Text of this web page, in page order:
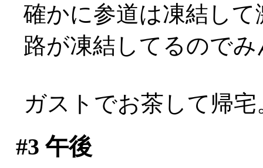
確かに参道は凍結し
路が凍結してるので
ガストでお茶して帰宅
#3 午後